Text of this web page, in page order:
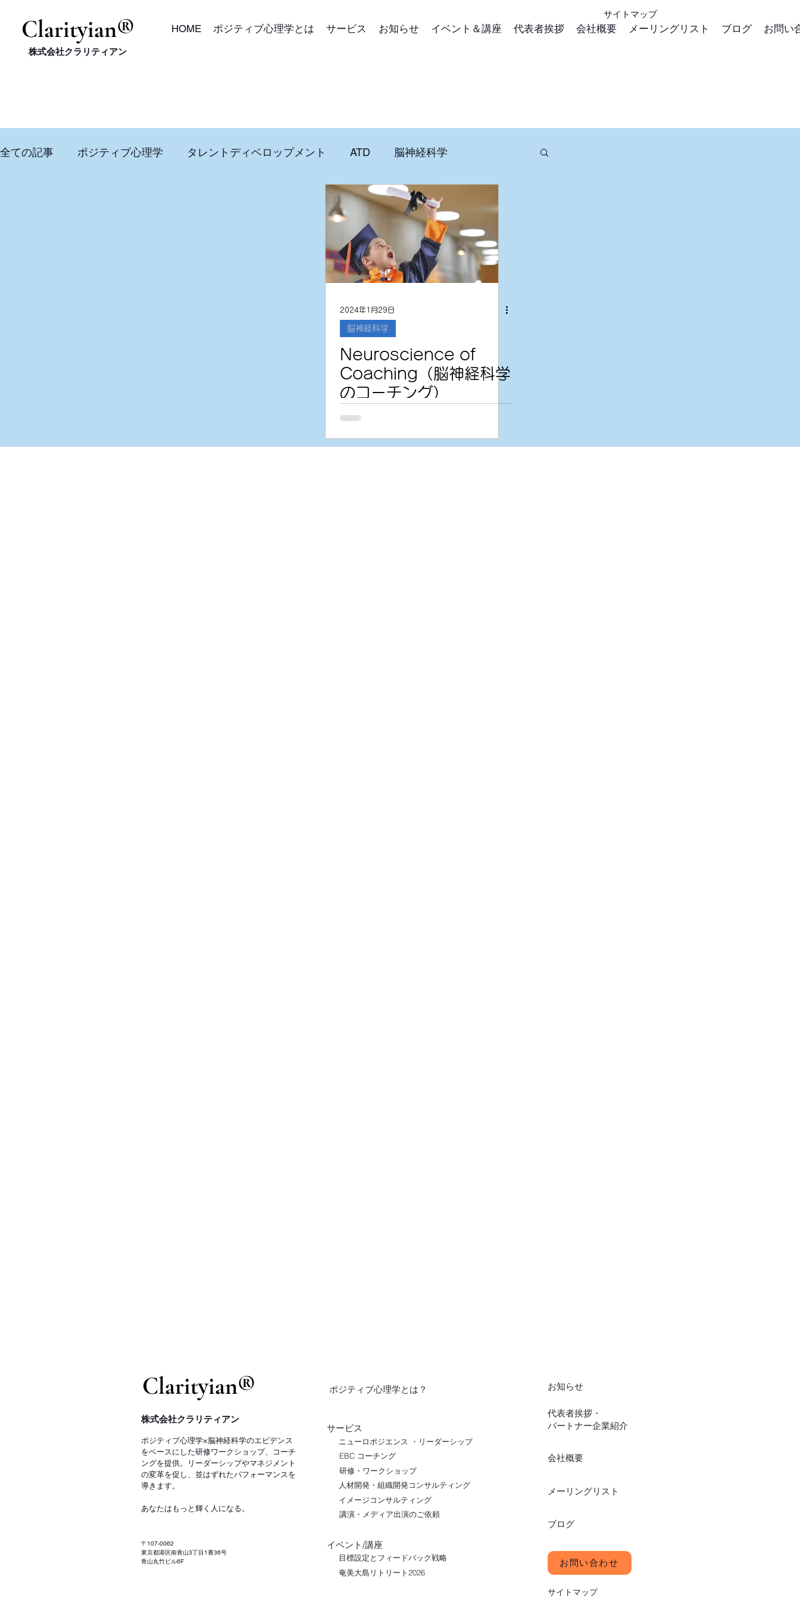
​Clarityian®
株式会社クラリティアン
HOME ポジティブ心理学とは サービス お知らせ イベント＆講座 代表者挨拶 会社概要 メーリングリスト ブログ お問い
サイトマップ
全ての記事 ポジティブ心理学 タレントディベロップメント ATD 脳神経科学
イメージコンサルティング
2024年1月29日
脳神経科学
Neuroscience of
Coaching（脳神経科学
のコーチング）
​Clarityian®
株式会社クラリティアン
ポジティブ心理学×脳神経科学のエビデンス
をベースにした研修ワークショップ、コーチ
ングを提供。リーダーシップやマネジメント
の変革を促し、並はずれたパフォーマンスを
導きます。
あなたはもっと輝く人になる。
〒107-0062
東京都港区南青山3丁目1番36号
青山丸竹ビル6F
ポジティブ心理学とは？
サービス
ニューロポジエンス ・リーダーシップ
EBC コーチング
研修・ワークショップ
人材開発・組織開発コンサルティング
イメージコンサルティング
講演・メディア出演のご依頼
イベント/講座
目標設定とフィードバック戦略
奄美大島リトリート2026
お知らせ
代表者挨拶・
パートナー企業紹介
会社概要
メーリングリスト
ブログ
お問い合わせ
サイトマップ